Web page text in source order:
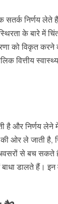
सतर्क निर्णय
के बारे में
को विकृत करने
वित्तीय
है और निर्णय लेने
ओर ले जाती
से बच
डालते हैं। इन